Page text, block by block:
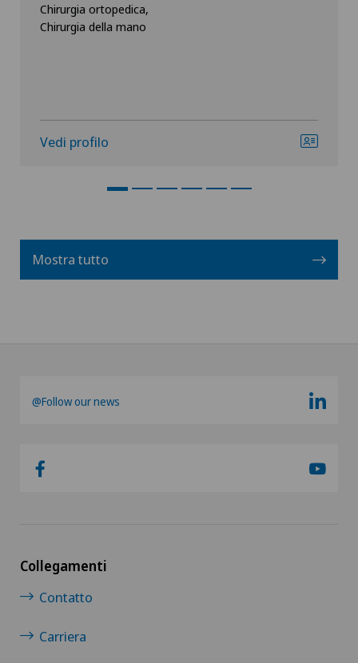
Chirurgia ortopedica,
Chirurgia della mano
Vedi profilo
Mostra tutto
@Follow our news
Collegamenti
Contatto
Carriera